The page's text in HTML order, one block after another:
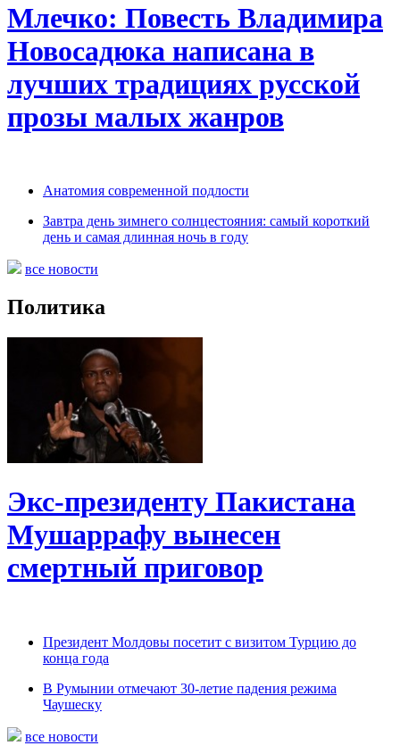
Млечко: Повесть Владимира
Новосадюка написана в
лучших традициях русской
прозы малых жанров
Анатомия современной подлости
Завтра день зимнего солнцестояния: самый короткий
день и самая длинная ночь в году
все новости
Политика
Экс-президенту Пакистана
Мушаррафу вынесен
смертный приговор
Президент Молдовы посетит с визитом Турцию до
конца года
В Румынии отмечают 30-летие падения режима
Чаушеску
все новости